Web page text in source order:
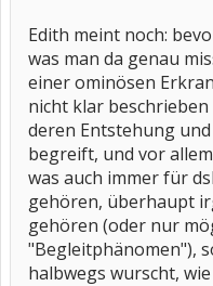
Edith meint noch:
was man da genau
einer ominösen
nicht klar
deren Entstehung
begreift, und vor
was auch immer für
gehören, überhaupt
gehören (oder nur
"Begleitphänomen"),
halbwegs wurscht,